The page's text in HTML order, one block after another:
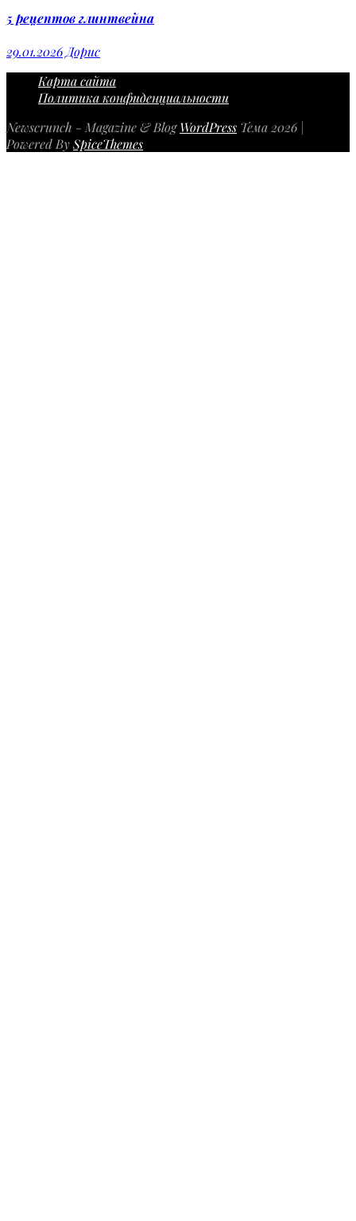
5 рецептов глинтвейна
29.01.2026 Дорис
Карта сайта
Политика конфиденциальности
Newscrunch - Magazine & BlogWordPress Тема 2026 |
Powered BySpiceThemes